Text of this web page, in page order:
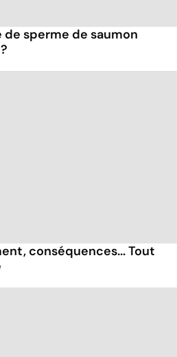
sperme de saumon
conséquences... Tout